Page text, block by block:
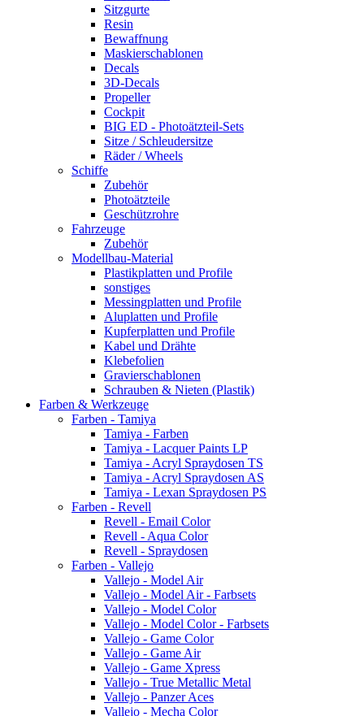
Sitzgurte
Resin
Bewaffnung
Maskierschablonen
Decals
3D-Decals
Propeller
Cockpit
BIG ED - Photoätzteil-Sets
Sitze / Schleudersitze
Räder / Wheels
Schiffe
Zubehör
Photoätzteile
Geschützrohre
Fahrzeuge
Zubehör
Modellbau-Material
Plastikplatten und Profile
sonstiges
Messingplatten und Profile
Aluplatten und Profile
Kupferplatten und Profile
Kabel und Drähte
Klebefolien
Gravierschablonen
Schrauben & Nieten (Plastik)
Farben & Werkzeuge
Farben - Tamiya
Tamiya - Farben
Tamiya - Lacquer Paints LP
Tamiya - Acryl Spraydosen TS
Tamiya - Acryl Spraydosen AS
Tamiya - Lexan Spraydosen PS
Farben - Revell
Revell - Email Color
Revell - Aqua Color
Revell - Spraydosen
Farben - Vallejo
Vallejo - Model Air
Vallejo - Model Air - Farbsets
Vallejo - Model Color
Vallejo - Model Color - Farbsets
Vallejo - Game Color
Vallejo - Game Air
Vallejo - Game Xpress
Vallejo - True Metallic Metal
Vallejo - Panzer Aces
Vallejo - Mecha Color